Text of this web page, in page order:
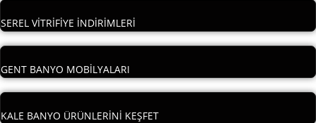
SEREL VİTRİFİYE İNDİRİMLERİ
GENT BANYO MOBİLYALARI
KALE BANYO ÜRÜNLERİNİ KEŞFET